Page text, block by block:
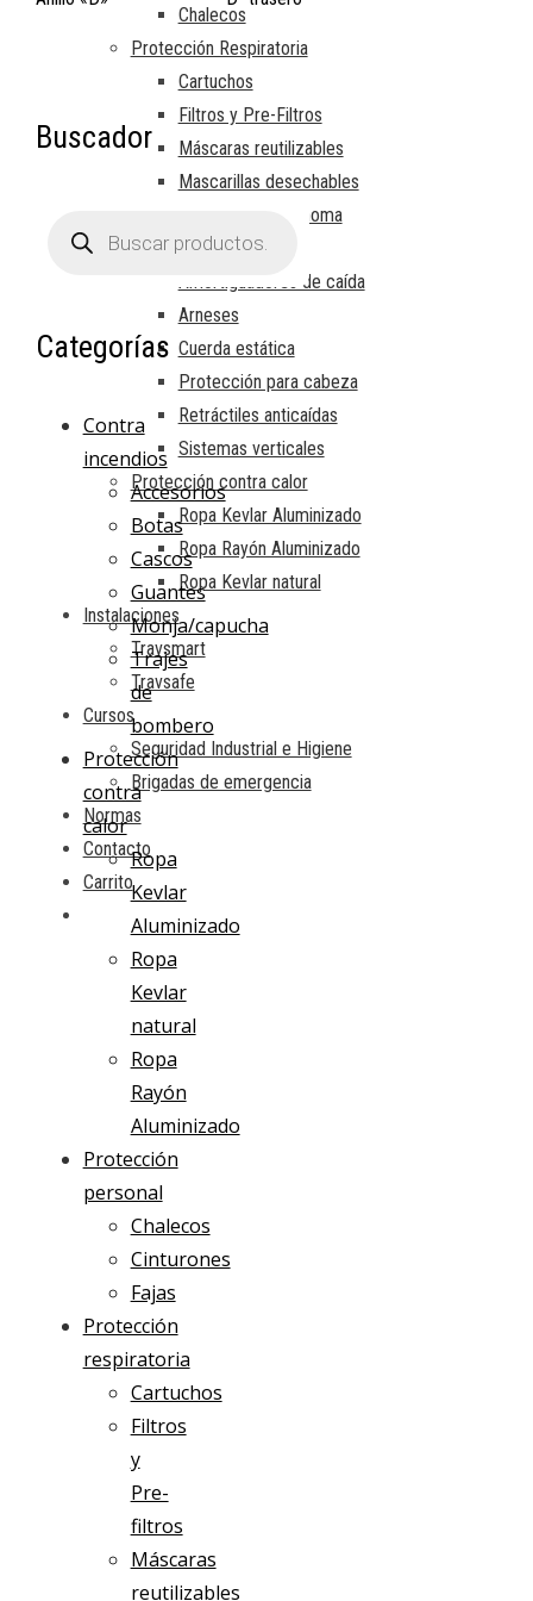
Chalecos
Protección Respiratoria
Cartuchos
Filtros y Pre-Filtros
Máscaras reutilizables
Mascarillas desechables
Respiración autónoma
Trabajos en altura
Amortiguadores de caída
Arneses
Cuerda estática
Protección para cabeza
Retráctiles anticaídas
Sistemas verticales
Protección contra calor
Ropa Kevlar Aluminizado
Ropa Rayón Aluminizado
Ropa Kevlar natural
Instalaciones
Travsmart
Travsafe
Cursos
Seguridad Industrial e Higiene
Brigadas de emergencia
Normas
Contacto
Carrito
Buscador
productos
Categorías
Contra
incendios
Accesorios
Botas
Cascos
Guantes
Monja/capucha
Trajes
de
bombero
Protección
contra
calor
Ropa
Kevlar
Aluminizado
Ropa
Kevlar
natural
Ropa
Rayón
Aluminizado
Protección
personal
Chalecos
Cinturones
Fajas
Protección
respiratoria
Cartuchos
Filtros
y
Pre-
filtros
Máscaras
reutilizables